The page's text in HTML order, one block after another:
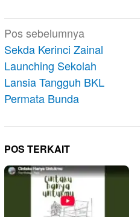
Navigasi
pos
Pos sebelumnya
Sekda Kerinci Zainal
Launching Sekolah
Lansia Tangguh BKL
Permata Bunda
POS TERKAIT